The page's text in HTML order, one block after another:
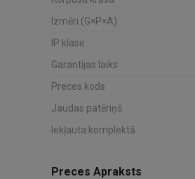
Izmēri (G×P×A)
IP klase
Garantijas laiks
Preces kods
Jaudas patēriņš
Iekļauta komplektā
Preces Apraksts